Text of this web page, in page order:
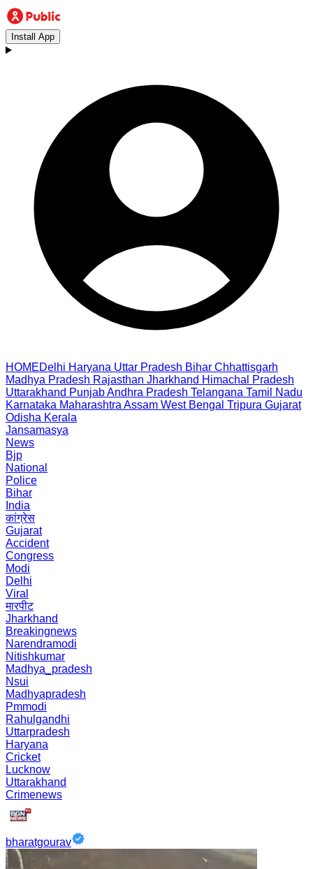
Install App
HOMEDelhi Haryana Uttar Pradesh Bihar Chhattisgarh
Madhya Pradesh Rajasthan Jharkhand Himachal Pradesh
Uttarakhand PunjabAndhra Pradesh Telangana Tamil Nadu
Karnataka Maharashtra Assam West Bengal Tripura Gujarat
Odisha Kerala
Jansamasya
News
Bjp
National
Police
Bihar
India
कांग्रेस
Gujarat
Accident
Congress
Modi
Delhi
Viral
मारपीट
Jharkhand
Breakingnews
Narendramodi
Nitishkumar
Madhya_pradesh
Nsui
Madhyapradesh
Pmmodi
Rahulgandhi
Uttarpradesh
Haryana
Cricket
Lucknow
Uttarakhand
Crimenews
bharatgourav